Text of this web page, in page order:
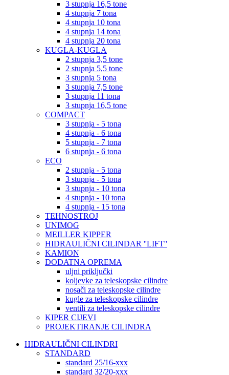
3 stupnja 16,5 tone
4 stupnja 7 tona
4 stupnja 10 tona
4 stupnja 14 tona
4 stupnja 20 tona
KUGLA-KUGLA
2 stupnja 3,5 tone
2 stupnja 5,5 tone
3 stupnja 5 tona
3 stupnja 7,5 tone
3 stupnja 11 tona
3 stupnja 16,5 tone
COMPACT
3 stupnja - 5 tona
4 stupnja - 6 tona
5 stupnja - 7 tona
6 stupnja - 6 tona
ECO
2 stupnja - 5 tona
3 stupnja - 5 tona
3 stupnja - 10 tona
4 stupnja - 10 tona
4 stupnja - 15 tona
TEHNOSTROJ
UNIMOG
MEILLER KIPPER
HIDRAULIČNI CILINDAR ''LIFT''
KAMION
DODATNA OPREMA
uljni priključki
koljevke za teleskopske cilindre
nosači za teleskopske cilindre
kugle za teleskopske cilindre
ventili za teleskopske cilindre
KIPER CIJEVI
PROJEKTIRANJE CILINDRA
HIDRAULIČNI CILINDRI
STANDARD
standard 25/16-xxx
standard 32/20-xxx